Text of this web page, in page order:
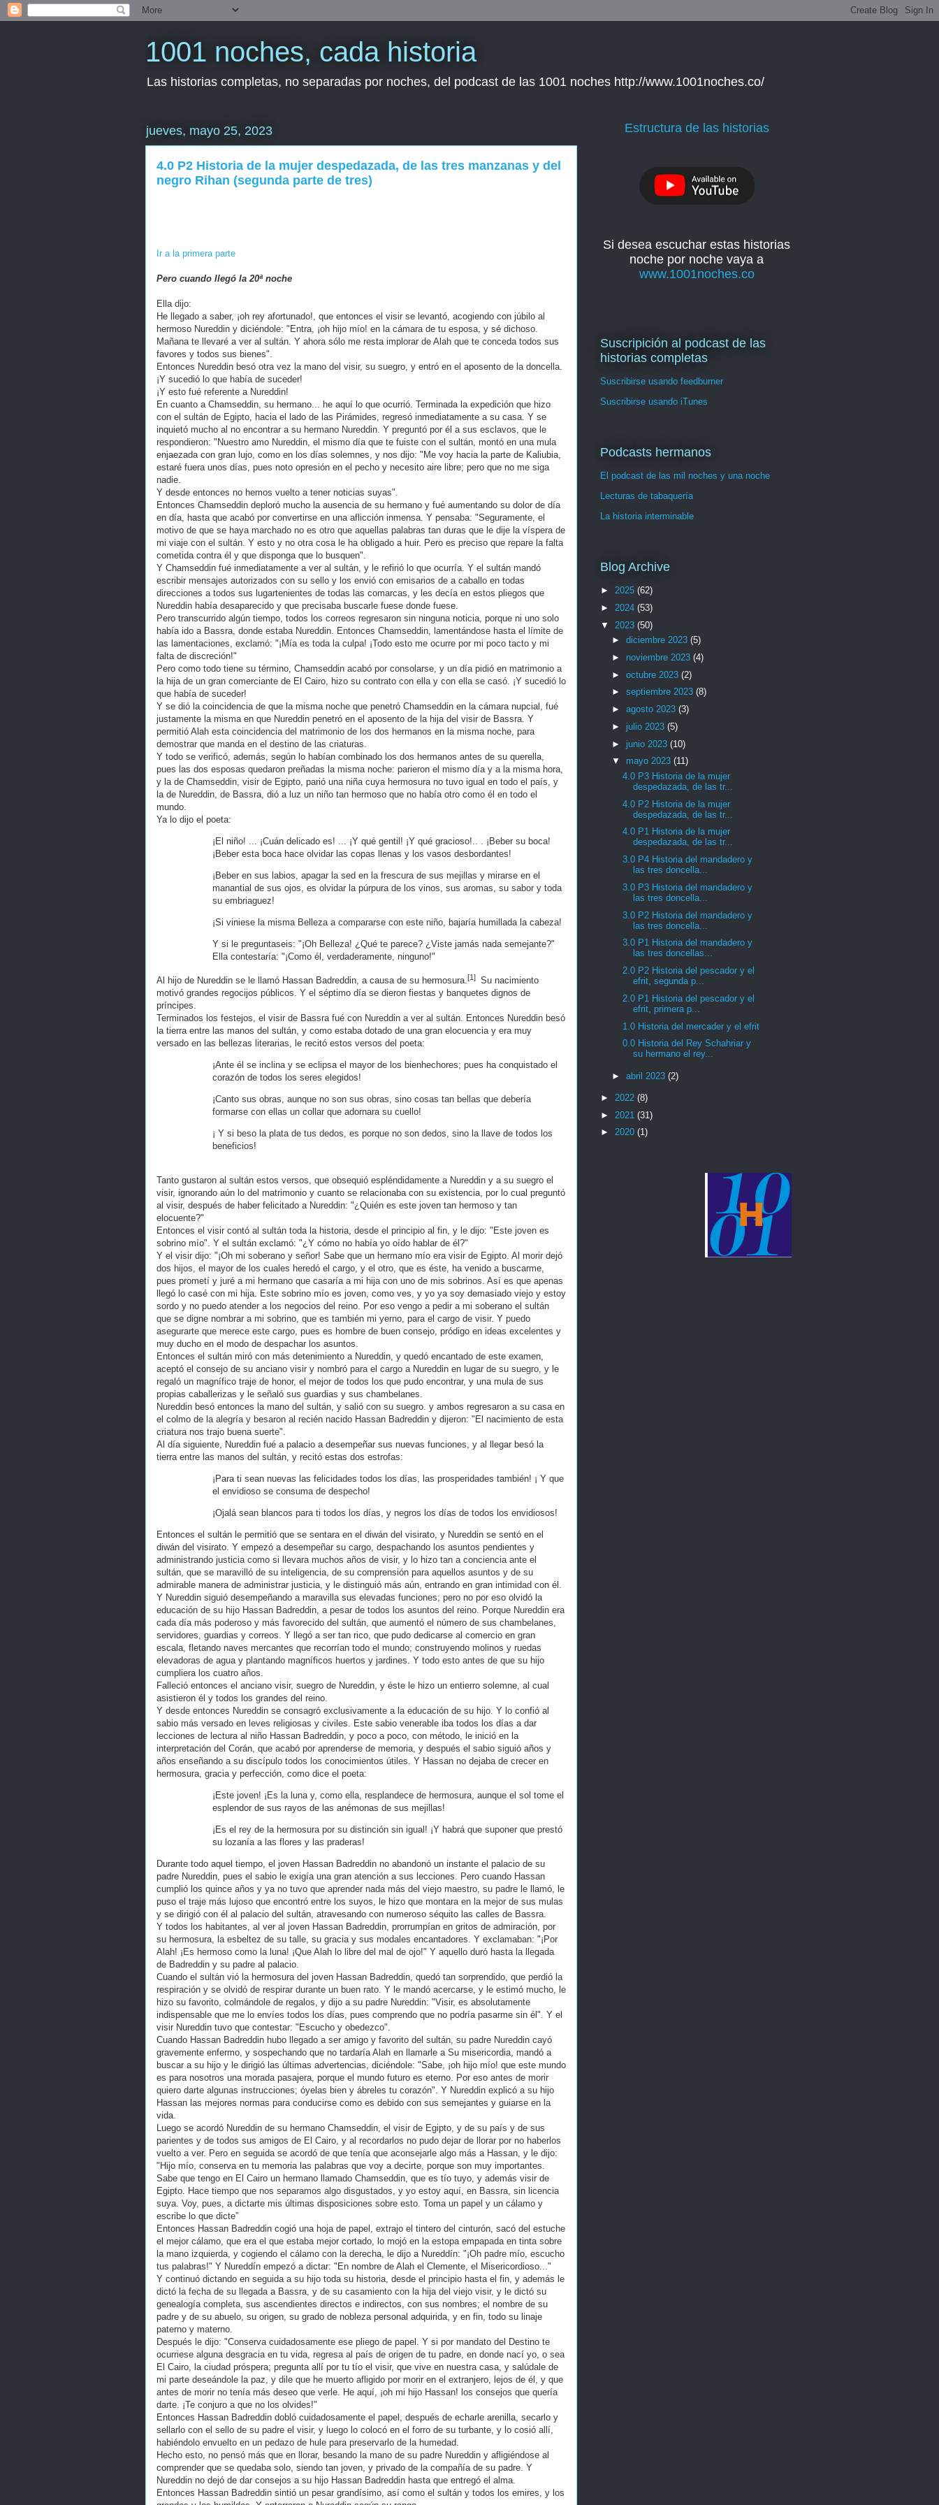
1001 noches, cada historia
Las historias completas, no separadas por noches, del podcast de las 1001 noches http://www.1001noches.co/
jueves, mayo 25, 2023
4.0 P2 Historia de la mujer despedazada, de las tres manzanas y del
negro Rihan (segunda parte de tres)
Ir a la primera parte
Pero cuando llegó la 20ª noche
Ella dijo:
He llegado a saber, ¡oh rey afortunado!, que entonces el visir se levantó, acogiendo con júbilo al
hermoso Nureddin y diciéndole: "Entra, ¡oh hijo mío! en la cámara de tu esposa, y sé dichoso.
Mañana te llevaré a ver al sultán. Y ahora sólo me resta implorar de Alah que te conceda todos sus
favores y todos sus bienes".
Entonces Nureddin besó otra vez la mano del visir, su suegro, y entró en el aposento de la doncella.
¡Y sucedió lo que había de suceder!
¡Y esto fué referente a Nureddin!
En cuanto a Chamseddin, su hermano... he aquí lo que ocurrió. Terminada la expedición que hizo
con el sultán de Egipto, hacia el lado de las Pirámides, regresó inmediatamente a su casa. Y se
inquietó mucho al no encontrar a su hermano Nureddin. Y preguntó por él a sus esclavos, que le
respondieron: "Nuestro amo Nureddin, el mismo día que te fuiste con el sultán, montó en una mula
enjaezada con gran lujo, como en los días solemnes, y nos dijo: "Me voy hacia la parte de Kaliubia,
estaré fuera unos días, pues noto opresión en el pecho y necesito aire libre; pero que no me siga
nadie.
Y desde entonces no hemos vuelto a tener noticias suyas".
Entonces Chamseddin deploró mucho la ausencia de su hermano y fué aumentando su dolor de día
en día, hasta que acabó por convertirse en una aflicción inmensa. Y pensaba: "Seguramente, el
motivo de que se haya marchado no es otro que aquellas palabras tan duras que le dije la víspera de
mi viaje con el sultán. Y esto y no otra cosa le ha obligado a huir. Pero es preciso que repare la falta
cometida contra él y que disponga que lo busquen".
Y Chamseddin fué inmediatamente a ver al sultán, y le refirió lo que ocurría. Y el sultán mandó
escribir mensajes autorizados con su sello y los envió con emisarios de a caballo en todas
direcciones a todos sus lugartenientes de todas las comarcas, y les decía en estos pliegos que
Nureddin había desaparecido y que precisaba buscarle fuese donde fuese.
Pero transcurrido algún tiempo, todos los correos regresaron sin ninguna noticia, porque ni uno solo
había ido a Bassra, donde estaba Nureddin. Entonces Chamseddin, lamentándose hasta el límite de
las lamentaciones, exclamó: "¡Mía es toda la culpa! ¡Todo esto me ocurre por mi poco tacto y mi
falta de discreción!"
Pero como todo tiene su término, Chamseddin acabó por consolarse, y un día pidió en matrimonio a
la hija de un gran comerciante de El Cairo, hizo su contrato con ella y con ella se casó. ¡Y sucedió lo
que había de suceder!
Y se dió la coincidencia de que la misma noche que penetró Chamseddin en la cámara nupcial, fué
justamente la misma en que Nureddin penetró en el aposento de la hija del visir de Bassra. Y
permitió Alah esta coincidencia del matrimonio de los dos hermanos en la misma noche, para
demostrar que manda en el destino de las criaturas.
Y todo se verificó, además, según lo habían combinado los dos hermanos antes de su querella,
pues las dos esposas quedaron preñadas la misma noche: parieron el mismo día y a la misma hora,
y la de Chamseddin, visir de Egipto, parió una niña cuya hermosura no tuvo igual en todo el país, y
la de Nureddin, de Bassra, dió a luz un niño tan hermoso que no había otro como él en todo el
mundo.
Ya lo dijo el poeta:
¡El niño! ... ¡Cuán delicado es! ... ¡Y qué gentil! ¡Y qué gracioso!.. . ¡Beber su boca!
¡Beber esta boca hace olvidar las copas llenas y los vasos desbordantes!
¡Beber en sus labios, apagar la sed en la frescura de sus mejillas y mirarse en el
manantial de sus ojos, es olvidar la púrpura de los vinos, sus aromas, su sabor y toda
su embriaguez!
¡Si viniese la misma Belleza a compararse con este niño, bajaría humillada la cabeza!
Y si le preguntaseis: "¡Oh Belleza! ¿Qué te parece? ¿Viste jamás nada semejante?"
Ella contestaría: "¡Como él, verdaderamente, ninguno!"
Al hijo de Nureddin se le llamó Hassan Badreddin, a causa de su hermosura.[1] Su nacimiento
motivó grandes regocijos públicos. Y el séptimo día se dieron fiestas y banquetes dignos de
príncipes.
Terminados los festejos, el visir de Bassra fué con Nureddin a ver al sultán. Entonces Nureddin besó
la tierra entre las manos del sultán, y como estaba dotado de una gran elocuencia y era muy
versado en las bellezas literarias, le recitó estos versos del poeta:
¡Ante él se inclina y se eclipsa el mayor de los bienhechores; pues ha conquistado el
corazón de todos los seres elegidos!
¡Canto sus obras, aunque no son sus obras, sino cosas tan bellas que debería
formarse con ellas un collar que adornara su cuello!
¡ Y si beso la plata de tus dedos, es porque no son dedos, sino la llave de todos los
beneficios!
Tanto gustaron al sultán estos versos, que obsequió espléndidamente a Nureddin y a su suegro el
visir, ignorando aún lo del matrimonio y cuanto se relacionaba con su existencia, por lo cual preguntó
al visir, después de haber felicitado a Nureddin: "¿Quién es este joven tan hermoso y tan
elocuente?"
Entonces el visir contó al sultán toda la historia, desde el principio al fin, y le dijo: "Este joven es
sobrino mío". Y el sultán exclamó: "¿Y cómo no había yo oído hablar de él?"
Y el visir dijo: "¡Oh mi soberano y señor! Sabe que un hermano mío era visir de Egipto. Al morir dejó
dos hijos, el mayor de los cuales heredó el cargo, y el otro, que es éste, ha venido a buscarme,
pues prometí y juré a mi hermano que casaría a mi hija con uno de mis sobrinos. Así es que apenas
llegó lo casé con mi hija. Este sobrino mío es joven, como ves, y yo ya soy demasiado viejo y estoy
sordo y no puedo atender a los negocios del reino. Por eso vengo a pedir a mi soberano el sultán
que se digne nombrar a mi sobrino, que es también mi yerno, para el cargo de visir. Y puedo
asegurarte que merece este cargo, pues es hombre de buen consejo, pródigo en ideas excelentes y
muy ducho en el modo de despachar los asuntos.
Entonces el sultán miró con más detenimiento a Nureddin, y quedó encantado de este examen,
aceptó el consejo de su anciano visir y nombró para el cargo a Nureddin en lugar de su suegro, y le
regaló un magnífico traje de honor, el mejor de todos los que pudo encontrar, y una mula de sus
propias caballerizas y le señaló sus guardias y sus chambelanes.
Nureddin besó entonces la mano del sultán, y salió con su suegro. y ambos regresaron a su casa en
el colmo de la alegría y besaron al recién nacido Hassan Badreddin y dijeron: "El nacimiento de esta
criatura nos trajo buena suerte".
Al día siguiente, Nureddin fué a palacio a desempeñar sus nuevas funciones, y al llegar besó la
tierra entre las manos del sultán, y recitó estas dos estrofas:
¡Para ti sean nuevas las felicidades todos los días, las prosperidades también! ¡ Y que
el envidioso se consuma de despecho!
¡Ojalá sean blancos para ti todos los días, y negros los días de todos los envidiosos!
Entonces el sultán le permitió que se sentara en el diwán del visirato, y Nureddin se sentó en el
diwán del visirato. Y empezó a desempeñar su cargo, despachando los asuntos pendientes y
administrando justicia como si llevara muchos años de visir, y lo hizo tan a conciencia ante el
sultán, que se maravilló de su inteligencia, de su comprensión para aquellos asuntos y de su
admirable manera de administrar justicia, y le distinguió más aún, entrando en gran intimidad con él.
Y Nureddin siguió desempeñando a maravilla sus elevadas funciones; pero no por eso olvidó la
educación de su hijo Hassan Badreddin, a pesar de todos los asuntos del reino. Porque Nureddin era
cada día más poderoso y más favorecido del sultán, que aumentó el número de sus chambelanes,
servidores, guardias y correos. Y llegó a ser tan rico, que pudo dedicarse al comercio en gran
escala, fletando naves mercantes que recorrían todo el mundo; construyendo molinos y ruedas
elevadoras de agua y plantando magníficos huertos y jardines. Y todo esto antes de que su hijo
cumpliera los cuatro años.
Falleció entonces el anciano visir, suegro de Nureddin, y éste le hizo un entierro solemne, al cual
asistieron él y todos los grandes del reino.
Y desde entonces Nureddin se consagró exclusivamente a la educación de su hijo. Y lo confió al
sabio más versado en leves religiosas y civiles. Este sabio venerable iba todos los días a dar
lecciones de lectura al niño Hassan Badreddin, y poco a poco, con método, le inició en la
interpretación del Corán, que acabó por aprenderse de memoria, y después el sabio siguió años y
años enseñando a su discípulo todos los conocimientos útiles. Y Hassan no dejaba de crecer en
hermosura, gracia y perfección, como dice el poeta:
¡Este joven! ¡Es la luna y, como ella, resplandece de hermosura, aunque el sol tome el
esplendor de sus rayos de las anémonas de sus mejillas!
¡Es el rey de la hermosura por su distinción sin igual! ¡Y habrá que suponer que prestó
su lozanía a las flores y las praderas!
Durante todo aquel tiempo, el joven Hassan Badreddin no abandonó un instante el palacio de su
padre Nureddin, pues el sabio le exigía una gran atención a sus lecciones. Pero cuando Hassan
cumplió los quince años y ya no tuvo que aprender nada más del viejo maestro, su padre le llamó, le
puso el traje más lujoso que encontró entre los suyos, le hizo que montara en la mejor de sus mulas
y se dirigió con él al palacio del sultán, atravesando con numeroso séquito las calles de Bassra.
Y todos los habitantes, al ver al joven Hassan Badreddin, prorrumpían en gritos de admiración, por
su hermosura, la esbeltez de su talle, su gracia y sus modales encantadores. Y exclamaban: "¡Por
Alah! ¡Es hermoso como la luna! ¡Que Alah lo libre del mal de ojo!" Y aquello duró hasta la llegada
de Badreddin y su padre al palacio.
Cuando el sultán vió la hermosura del joven Hassan Badreddin, quedó tan sorprendido, que perdió la
respiración y se olvidó de respirar durante un buen rato. Y le mandó acercarse, y le estimó mucho, le
hizo su favorito, colmándole de regalos, y dijo a su padre Nureddin: "Visir, es absolutamente
indispensable que me lo envíes todos los días, pues comprendo que no podría pasarme sin él". Y el
visir Nureddin tuvo que contestar: "Escucho y obedezco".
Cuando Hassan Badreddin hubo llegado a ser amigo y favorito del sultán, su padre Nureddin cayó
gravemente enfermo, y sospechando que no tardaría Alah en llamarle a Su misericordia, mandó a
buscar a su hijo y le dirigió las últimas advertencias, diciéndole: "Sabe, ¡oh hijo mío! que este mundo
es para nosotros una morada pasajera, porque el mundo futuro es eterno. Por eso antes de morir
quiero darte algunas instrucciones; óyelas bien y ábreles tu corazón". Y Nureddin explicó a su hijo
Hassan las mejores normas para conducirse como es debido con sus semejantes y guiarse en la
vida.
Luego se acordó Nureddin de su hermano Chamseddin, el visir de Egipto, y de su país y de sus
parientes y de todos sus amigos de El Cairo, y al recordarlos no pudo dejar de llorar por no haberlos
vuelto a ver. Pero en seguida se acordó de que tenía que aconsejarle algo más a Hassan, y le dijo:
"Hijo mío, conserva en tu memoria las palabras que voy a decirte, porque son muy importantes.
Sabe que tengo en El Cairo un hermano llamado Chamseddin, que es tío tuyo, y además visir de
Egipto. Hace tiempo que nos separamos algo disgustados, y yo estoy aquí, en Bassra, sin licencia
suya. Voy, pues, a dictarte mis últimas disposiciones sobre esto. Toma un papel y un cálamo y
escribe lo que dicte”
Entonces Hassan Badreddin cogió una hoja de papel, extrajo el tintero del cinturón, sacó del estuche
el mejor cálamo, que era el que estaba mejor cortado, lo mojó en la estopa empapada en tinta sobre
la mano izquierda, y cogiendo el cálamo con la derecha, le dijo a Nureddín: "¡Oh padre mío, escucho
tus palabras!" Y Nureddín empezó a dictar: "En nombre de Alah el Clemente, el Misericordioso..."
Y continuó dictando en seguida a su hijo toda su historia, desde el principio hasta el fin, y además le
dictó la fecha de su llegada a Bassra, y de su casamiento con la hija del viejo visir, y le dictó su
genealogía completa, sus ascendientes directos e indirectos, con sus nombres; el nombre de su
padre y de su abuelo, su origen, su grado de nobleza personal adquirida, y en fin, todo su linaje
paterno y materno.
Después le dijo: "Conserva cuidadosamente ese pliego de papel. Y si por mandato del Destino te
ocurriese alguna desgracia en tu vida, regresa al país de origen de tu padre, en donde nací yo, o sea
El Cairo, la ciudad próspera; pregunta allí por tu tío el visir, que vive en nuestra casa, y salúdale de
mi parte deseándole la paz, y dile que he muerto afligido por morir en el extranjero, lejos de él, y que
antes de morir no tenía más deseo que verle. He aquí, ¡oh mi hijo Hassan! los consejos que quería
darte. ¡Te conjuro a que no los olvides!"
Entonces Hassan Badreddin dobló cuidadosamente el papel, después de echarle arenilla, secarlo y
sellarlo con el sello de su padre el visir, y luego lo colocó en el forro de su turbante, y lo cosió allí,
habiéndolo envuelto en un pedazo de hule para preservarlo de la humedad.
Hecho esto, no pensó más que en llorar, besando la mano de su padre Nureddin y afligiéndose al
comprender que se quedaba solo, siendo tan joven, y privado de la compañía de su padre. Y
Nureddin no dejó de dar consejos a su hijo Hassan Badreddin hasta que entregó el alma.
Entonces Hassan Badreddin sintió un pesar grandísimo, así como el sultán y todos los emires, y los
Estructura de las historias
Si desea escuchar estas historias
noche por noche vaya a
www.1001noches.co
Suscripición al podcast de las
historias completas
Suscribirse usando feedburner
Suscribirse usando iTunes
Podcasts hermanos
El podcast de las mil noches y una noche
Lecturas de tabaquería
La historia interminable
Blog Archive
► 2025 (62)
► 2024 (53)
▼ 2023 (50)
► diciembre 2023 (5)
► noviembre 2023 (4)
► octubre 2023 (2)
► septiembre 2023 (8)
► agosto 2023 (3)
► julio 2023 (5)
► junio 2023 (10)
▼ mayo 2023 (11)
4.0 P3 Historia de la mujer
despedazada, de las tr...
4.0 P2 Historia de la mujer
despedazada, de las tr...
4.0 P1 Historia de la mujer
despedazada, de las tr...
3.0 P4 Historia del mandadero y
las tres doncella...
3.0 P3 Historia del mandadero y
las tres doncella...
3.0 P2 Historia del mandadero y
las tres doncella...
3.0 P1 Historia del mandadero y
las tres doncellas...
2.0 P2 Historia del pescador y el
efrit, segunda p...
2.0 P1 Historia del pescador y el
efrit, primera p...
1.0 Historia del mercader y el efrit
0.0 Historia del Rey Schahriar y
su hermano el rey...
► abril 2023 (2)
► 2022 (8)
► 2021 (31)
► 2020 (1)